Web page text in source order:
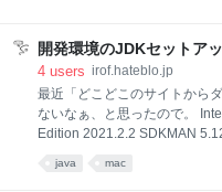
とにします。 3つ目が出てきた
ん。 それは区分って呼んだ方
け？」な私向けに、現時点で
いいんじゃないかな」ってこ
らだら書いたんで順番とか内
れない。 ちゃんとした知識
Language Specificationの
of Records GitHub openjdk/jdk
開発環境のJDKセットア
4 users irof.hateblo.jp
最近「どこどこのサイトから
ないなぁ、と思ったので。
Edition 2021.2.2 SDKMAN
~/.sdkman/candidates/java に
java mac